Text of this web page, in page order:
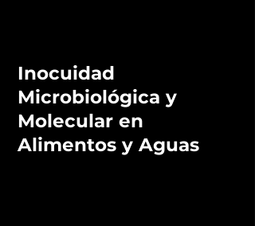
Inocuidad
Microbiológica y
Molecular en
Alimentos y Aguas